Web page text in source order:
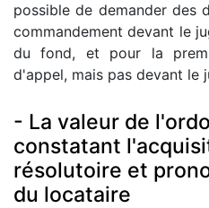
possible de demander des
commandement devant le
du fond, et pour la
d'appel, mais pas devant le
- La valeur de
constatant
résolutoire et
du locataire